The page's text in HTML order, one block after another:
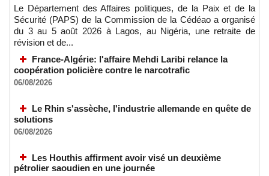
Le Département des Affaires politiques, de la Paix et de la
Sécurité (PAPS) de la Commission de la Cédéao a organisé
du 3 au 5 août 2026 à Lagos, au Nigéria, une retraite de
révision et de...
France-Algérie: l'affaire Mehdi Laribi relance la
coopération policière contre le narcotrafic
06/08/2026
Le Rhin s'assèche, l'industrie allemande en quête de
solutions
06/08/2026
Les Houthis affirment avoir visé un deuxième
pétrolier saoudien en une journée